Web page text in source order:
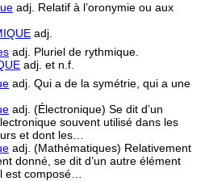
adj. Relatif à l’oronymie ou aux
adj.
adj. Pluriel de rythmique.
adj. et n.f.
adj. Qui a de la symétrie, qui a une
adj. (Électronique) Se dit d’un
souvent utilisé dans les
et dont les…
adj. (Mathématiques) Relativement
donné, se dit d’un autre élément
est composé…